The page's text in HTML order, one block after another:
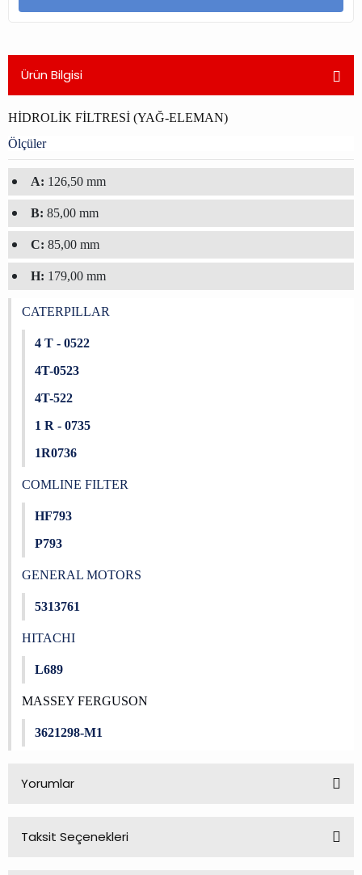
Ürün Bilgisi
HİDROLİK FİLTRESİ (YAĞ-ELEMAN)
Ölçüler
A: 126,50 mm
B: 85,00 mm
C: 85,00 mm
H: 179,00 mm
CATERPILLAR
4 T - 0522
4T-0523
4T-522
1 R - 0735
1R0736
COMLINE FILTER
HF793
P793
GENERAL MOTORS
5313761
HITACHI
L689
MASSEY FERGUSON
3621298-M1
Yorumlar
Taksit Seçenekleri